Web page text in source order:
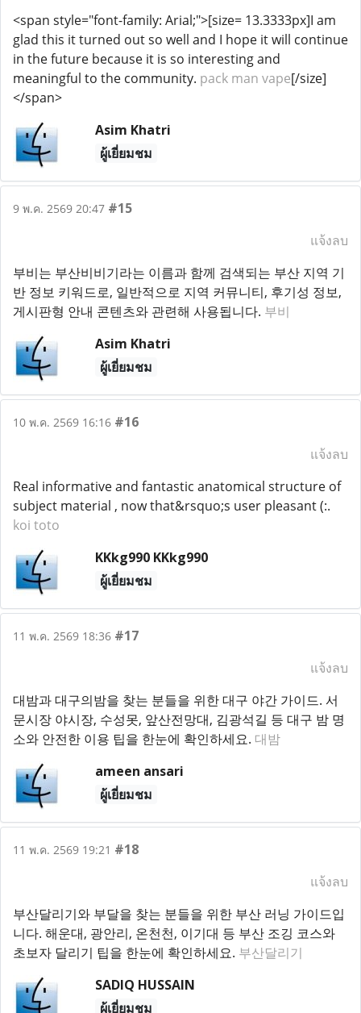
<span style="font-family: Arial;">[size= 13.3333px]I am
glad this it turned out so well and I hope it will continue
in the future because it is so interesting and
meaningful to the community. pack man vape[/size]
</span>
Asim Khatri
ผู้เยี่ยมชม
9 พ.ค. 2569 20:47 #15
แจ้งลบ
부비는 부산비비기라는 이름과 함께 검색되는 부산 지역 기
반 정보 키워드로, 일반적으로 지역 커뮤니티, 후기성 정보,
게시판형 안내 콘텐츠와 관련해 사용됩니다. 부비
Asim Khatri
ผู้เยี่ยมชม
10 พ.ค. 2569 16:16 #16
แจ้งลบ
Real informative and fantastic anatomical structure of
subject material , now that&rsquo;s user pleasant (:.
koi toto
KKkg990 KKkg990
ผู้เยี่ยมชม
11 พ.ค. 2569 18:36 #17
แจ้งลบ
대밤과 대구의밤을 찾는 분들을 위한 대구 야간 가이드. 서
문시장 야시장, 수성못, 앞산전망대, 김광석길 등 대구 밤 명
소와 안전한 이용 팁을 한눈에 확인하세요. 대밤
ameen ansari
ผู้เยี่ยมชม
11 พ.ค. 2569 19:21 #18
แจ้งลบ
부산달리기와 부달을 찾는 분들을 위한 부산 러닝 가이드입
니다. 해운대, 광안리, 온천천, 이기대 등 부산 조깅 코스와
초보자 달리기 팁을 한눈에 확인하세요. 부산달리기
SADIQ HUSSAIN
ผู้เยี่ยมชม